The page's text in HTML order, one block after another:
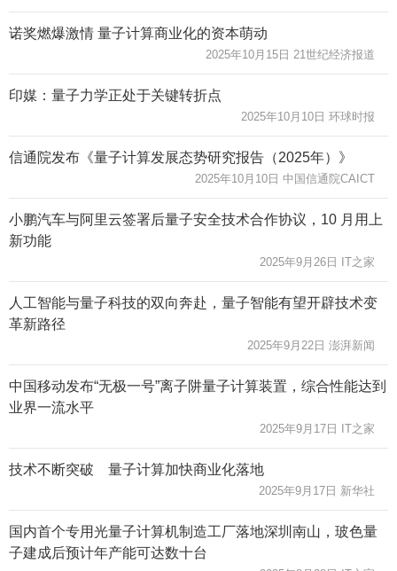
诺奖燃爆激情 量子计算商业化的资本萌动
2025年10月15日 21世纪经济报道
印媒：量子力学正处于关键转折点
2025年10月10日 环球时报
信通院发布《量子计算发展态势研究报告（2025年）》
2025年10月10日 中国信通院CAICT
小鹏汽车与阿里云签署后量子安全技术合作协议，10 月用上
新功能
2025年9月26日 IT之家
人工智能与量子科技的双向奔赴，量子智能有望开辟技术变
革新路径
2025年9月22日 澎湃新闻
中国移动发布“无极一号”离子阱量子计算装置，综合性能达到
业界一流水平
2025年9月17日 IT之家
技术不断突破 量子计算加快商业化落地
2025年9月17日 新华社
国内首个专用光量子计算机制造工厂落地深圳南山，玻色量
子建成后预计年产能可达数十台